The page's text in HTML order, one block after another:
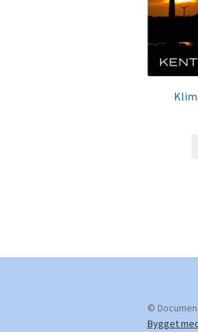
©
Bygget